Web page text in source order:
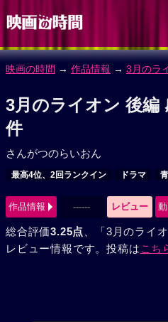
映画の時間 → 作品情報 → 3月のラ
3月のライオン 後編
件
さんがつのらいおん
最高4位、2回ランクイン ドラマ
作品情報 ------ レビュー
総合評価3.25点 、「3月のライ
レビュー情報です。投稿は こち